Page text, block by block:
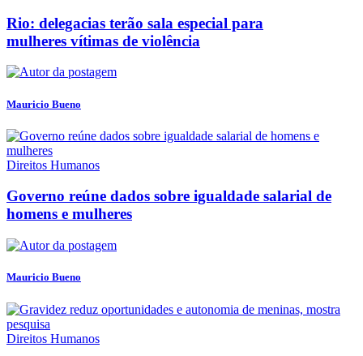
Rio: delegacias terão sala especial para
mulheres vítimas de violência
Mauricio Bueno
Direitos Humanos
Governo reúne dados sobre igualdade salarial de
homens e mulheres
Mauricio Bueno
Direitos Humanos